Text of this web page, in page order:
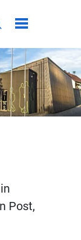
Suche
Menü schließen
Post,